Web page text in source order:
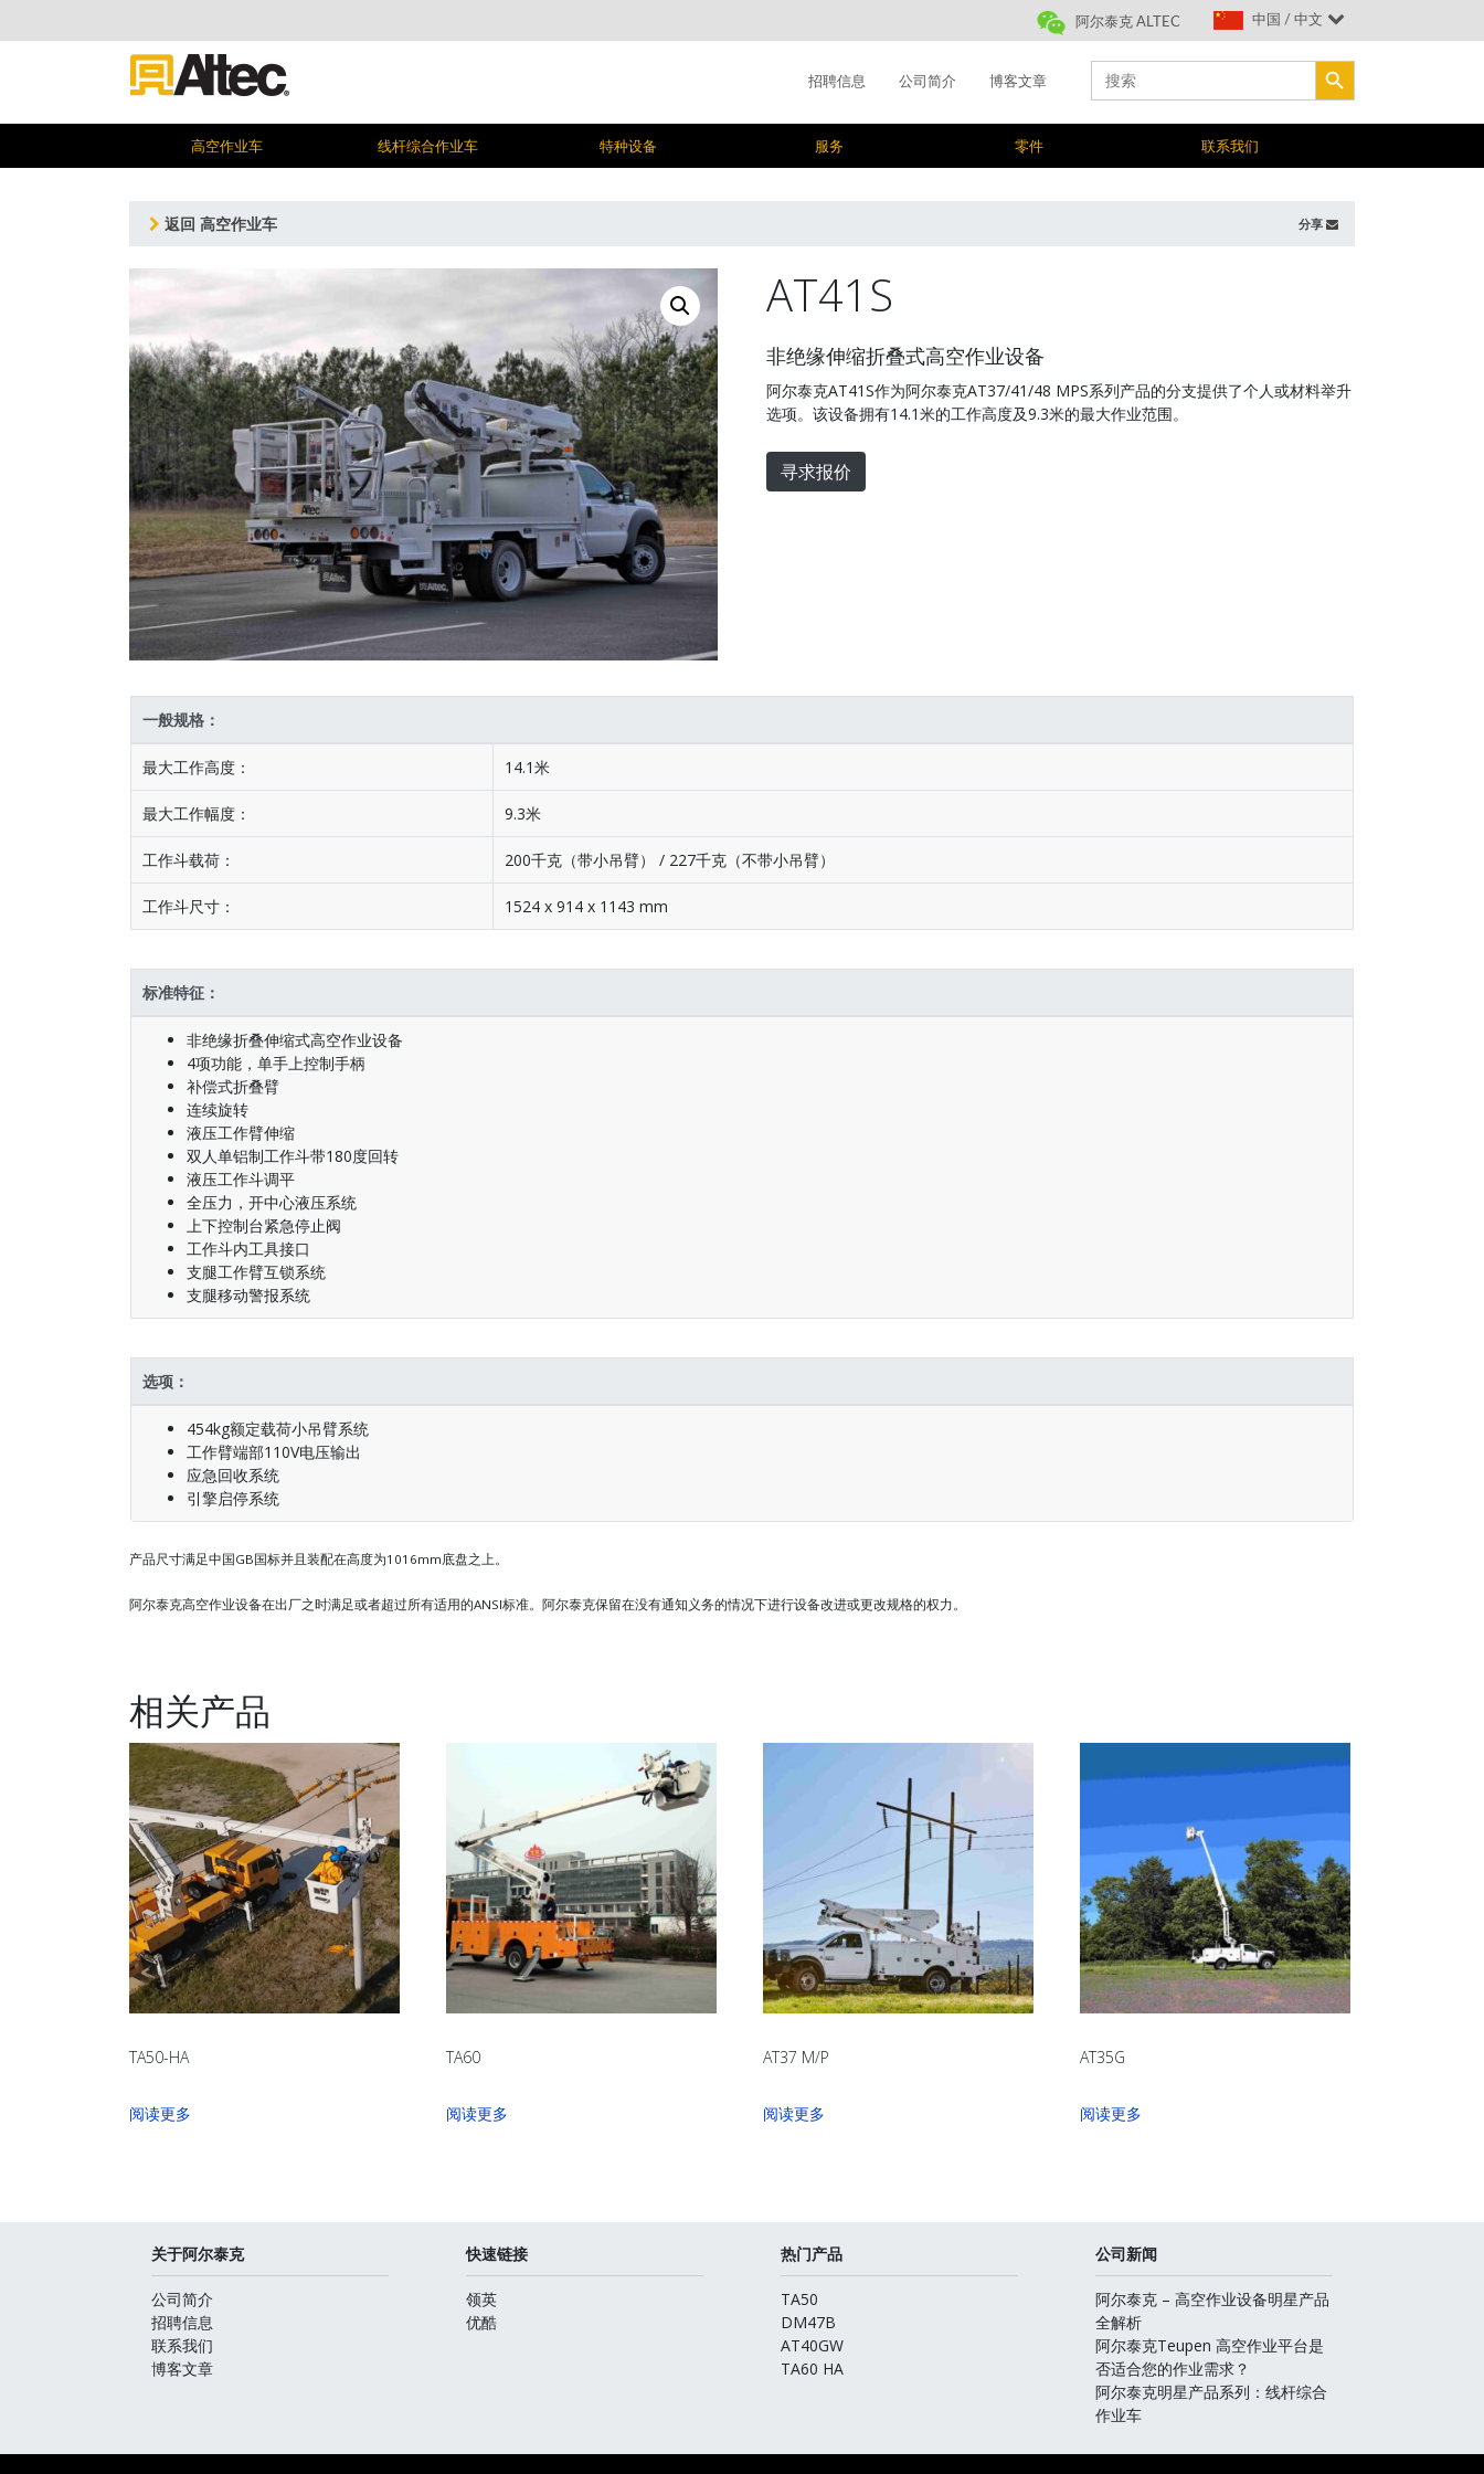
阿尔泰克 ALTEC 中国 / 中文
招聘信息 公司简介 博客文章
for:
搜索按钮
高空作业车 线杆综合作业车 特种设备 服务 零件 联系我们
返回 高空作业车 分享
AT41S
非绝缘伸缩折叠式高空作业设备
阿尔泰克AT41S作为阿尔泰克AT37/41/48 MPS系列产品的分支提供了个人或材料举升
选项。该设备拥有14.1米的工作高度及9.3米的最大作业范围。
寻求报价
一般规格：
最大工作高度： 14.1米
最大工作幅度： 9.3米
工作斗载荷： 200千克（带小吊臂） / 227千克（不带小吊臂）
工作斗尺寸： 1524 x 914 x 1143 mm
标准特征：
非绝缘折叠伸缩式高空作业设备
4项功能，单手上控制手柄
补偿式折叠臂
连续旋转
液压工作臂伸缩
双人单铝制工作斗带180度回转
液压工作斗调平
全压力，开中心液压系统
上下控制台紧急停止阀
工作斗内工具接口
支腿工作臂互锁系统
支腿移动警报系统
选项：
454kg额定载荷小吊臂系统
工作臂端部110V电压输出
应急回收系统
引擎启停系统
产品尺寸满足中国GB国标并且装配在高度为1016mm底盘之上。
阿尔泰克高空作业设备在出厂之时满足或者超过所有适用的ANSI标准。阿尔泰克保留在没有通知义务的情况下进行设备改进或更改规格的权力。
相关产品
TA50-HA
阅读更多
TA60
阅读更多
AT37 M/P
阅读更多
AT35G
阅读更多
关于阿尔泰克
公司简介
招聘信息
联系我们
博客文章
快速链接
领英
优酷
热门产品
TA50
DM47B
AT40GW
TA60 HA
公司新闻
阿尔泰克 – 高空作业设备明星产品
全解析
阿尔泰克Teupen 高空作业平台是
否适合您的作业需求？
阿尔泰克明星产品系列：线杆综合
作业车